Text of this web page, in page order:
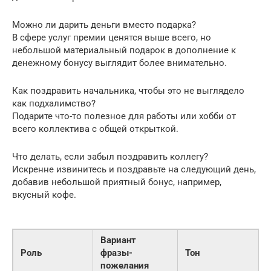
Можно ли дарить деньги вместо подарка?
В сфере услуг премии ценятся выше всего, но
небольшой материальный подарок в дополнение к
денежному бонусу выглядит более внимательно.
Как поздравить начальника, чтобы это не выглядело
как подхалимство?
Подарите что-то полезное для работы или хобби от
всего коллектива с общей открыткой.
Что делать, если забыл поздравить коллегу?
Искренне извинитесь и поздравьте на следующий день,
добавив небольшой приятный бонус, например,
вкусный кофе.
Роль
Вариант
фразы-
пожелания
Тон